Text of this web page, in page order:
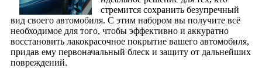
стремится сохранить безупречный
вид своего автомобиля. С этим набором вы получите всё
необходимое для того, чтобы эффективно и аккуратно
восстановить лакокрасочное покрытие вашего автомобиля,
придав ему первоначальный блеск и защиту от дальнейших
повреждений.